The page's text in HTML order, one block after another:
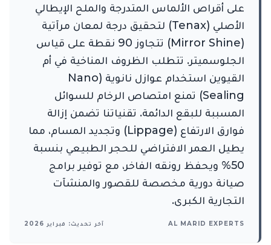
على أقراص الألماس المتدرجة والملح الإيطالي
الأصلي (Tenax) لتحقيق درجة لمعان مرآتية
(Mirror Shine) تتجاوز 90 نقطة على قياس
الجلوسميتر. تتطلب الظروف المناخية في أم
القيوين استخدام عوازل نانوية (Nano
Sealing) تمنع امتصاص الرخام للسوائل
المسببة للبقع الدائمة. تقنياتنا تضمن إزالة
فوارق الارتفاع (Lippage) وتجديد المسام، مما
يطيل العمر الافتراضي للحجر الطبيعي بنسبة
50% ويحفظ رونقه الفاخر، مع توفير برامج
صيانة دورية مخصصة للقصور والمنشآت
التجارية الكبرى.
AL MARID EXPERTS آخر تحديث: فبراير 2026